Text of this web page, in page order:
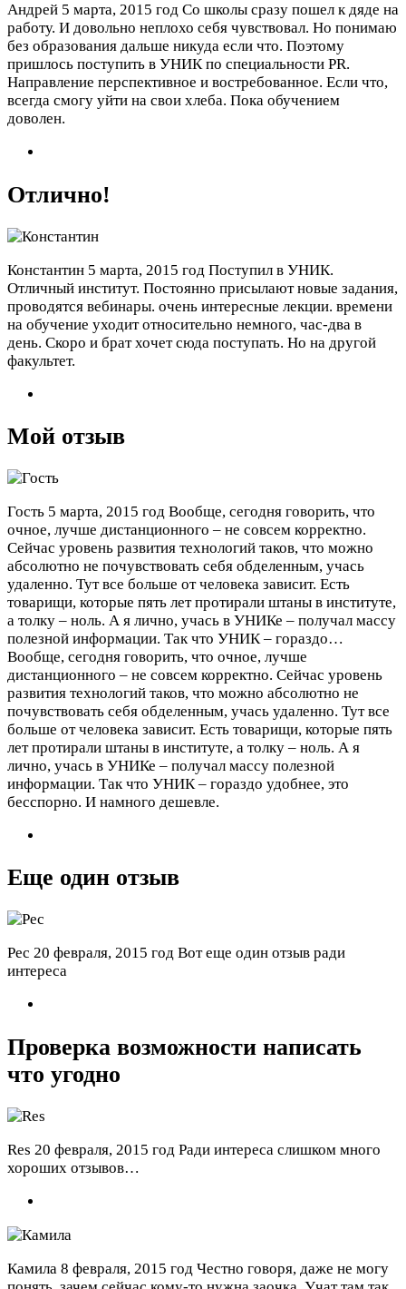
Андрей 5 марта, 2015 год Со школы сразу пошел к дяде на
работу. И довольно неплохо себя чувствовал. Но понимаю
без образования дальше никуда если что. Поэтому
пришлось поступить в УНИК по специальности PR.
Направление перспективное и востребованное. Если что,
всегда смогу уйти на свои хлеба. Пока обучением
доволен.
Отлично!
Константин 5 марта, 2015 год Поступил в УНИК.
Отличный институт. Постоянно присылают новые задания,
проводятся вебинары. очень интересные лекции. времени
на обучение уходит относительно немного, час-два в
день. Скоро и брат хочет сюда поступать. Но на другой
факультет.
Мой отзыв
Гость 5 марта, 2015 год Вообще, сегодня говорить, что
очное, лучше дистанционного – не совсем корректно.
Сейчас уровень развития технологий таков, что можно
абсолютно не почувствовать себя обделенным, учась
удаленно. Тут все больше от человека зависит. Есть
товарищи, которые пять лет протирали штаны в институте,
а толку – ноль. А я лично, учась в УНИКе – получал массу
полезной информации. Так что УНИК – гораздо…
Вообще, сегодня говорить, что очное, лучше
дистанционного – не совсем корректно. Сейчас уровень
развития технологий таков, что можно абсолютно не
почувствовать себя обделенным, учась удаленно. Тут все
больше от человека зависит. Есть товарищи, которые пять
лет протирали штаны в институте, а толку – ноль. А я
лично, учась в УНИКе – получал массу полезной
информации. Так что УНИК – гораздо удобнее, это
бесспорно. И намного дешевле.
Еще один отзыв
Рес 20 февраля, 2015 год Вот еще один отзыв ради
интереса
Проверка возможности написать
что угодно
Res 20 февраля, 2015 год Ради интереса слишком много
хороших отзывов…
Камила 8 февраля, 2015 год Честно говоря, даже не могу